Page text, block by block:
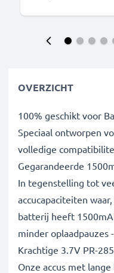
OVERZICHT
100% geschikt voor
Speciaal ontworpen
volledige
Gegarandeerde
In tegenstelling tot
accucapaciteiten
batterij heeft
minder oplaadpauzes
Krachtige 3.7V PR-
Onze accus met